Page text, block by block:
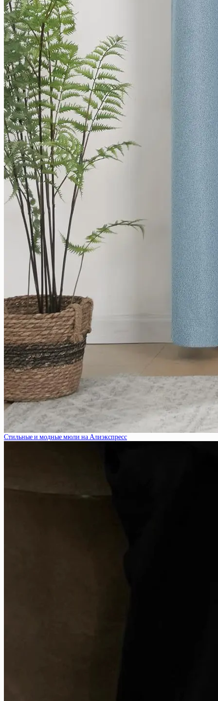
Стильные и модные мюли на Алиэкспресс